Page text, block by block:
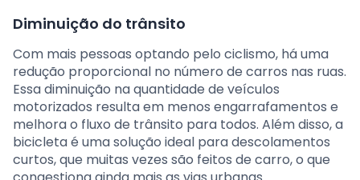
Diminuição do trânsito
Com mais pessoas optando pelo ciclismo, há uma
redução proporcional no número de carros nas ruas.
Essa diminuição na quantidade de veículos
motorizados resulta em menos engarrafamentos e
melhora o fluxo de trânsito para todos. Além disso, a
bicicleta é uma solução ideal para descolamentos
curtos, que muitas vezes são feitos de carro, o que